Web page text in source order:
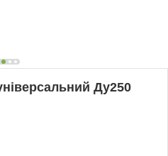
Ду250